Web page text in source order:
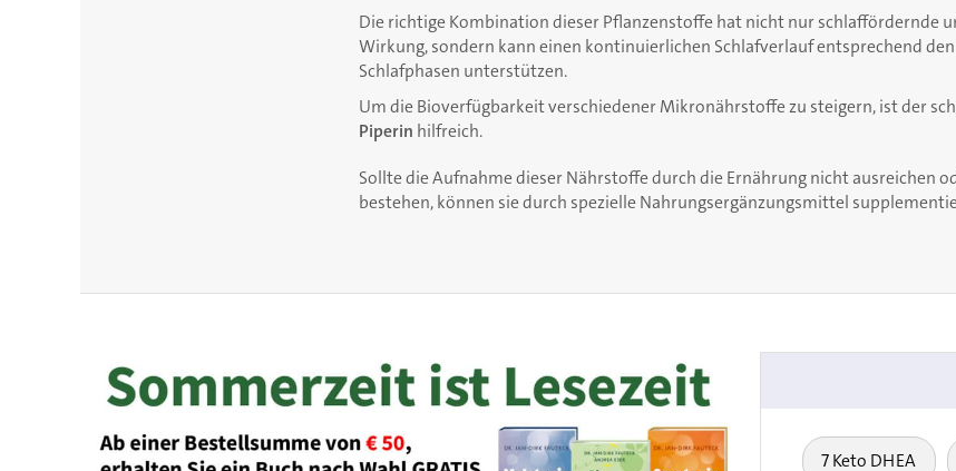
Die richtige Kombination dieser Pflanzenstoffe hat nicht nur schlaffördernde
Wirkung, sondern kann einen kontinuierlichen Schlafverlauf entsprechend
Schlafphasen unterstützen.
Um die Bioverfügbarkeit verschiedener Mikronährstoffe zu steigern, ist der
Piperin hilfreich.
Sollte die Aufnahme dieser Nährstoffe durch die Ernährung nicht ausreichen
bestehen, können sie durch spezielle Nahrungsergänzungsmittel
7 Keto DHEA